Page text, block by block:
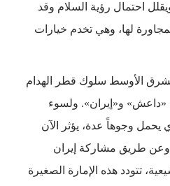
احتمال رؤية السلام وقد
لها، وهي تخدم خيارات
الأوسط سلوك قطر الهدام
«داعش» و«إيران». ولسوء
يحمل وجوهاً عدة، يؤثر الآن
طريق مشاركة إيران
تتودد هذه الإمارة الصغيرة